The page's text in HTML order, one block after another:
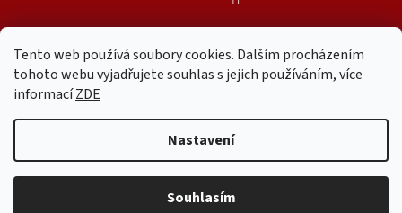
Tento web používá soubory cookies. Dalším procházením
tohoto webu vyjadřujete souhlas s jejich používáním, více
informacíZDE
Nastavení
Souhlasím
Copyright 2026Mr. Candy Bull. Všechna práva vyhrazena.Upravit
nastavení cookies